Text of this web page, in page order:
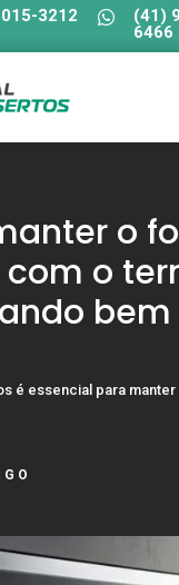
3212 
(41)
6466
o
o
bem
é essencial para